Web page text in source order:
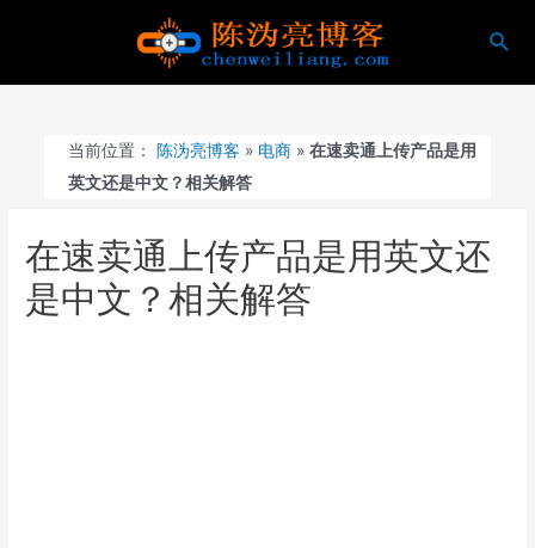
搜
当前位置： 陈沩亮博客 » 电商 »在速卖通上传产品是用
英文还是中文？相关解答
在速卖通上传产品是用英文还
是中文？相关解答